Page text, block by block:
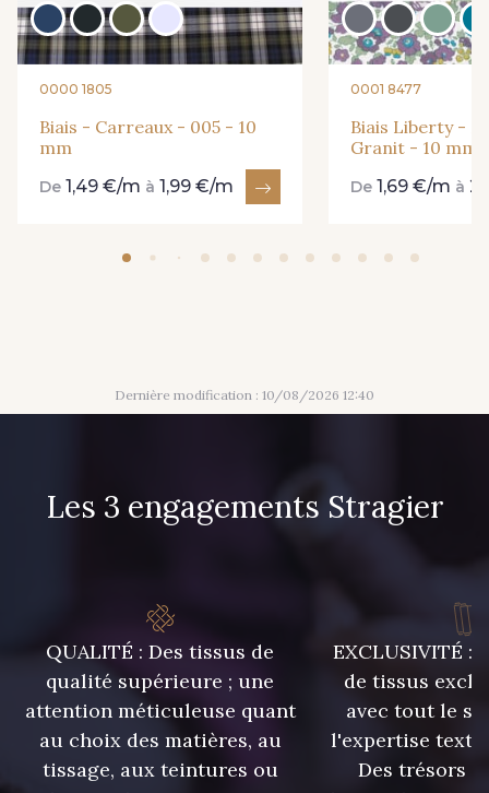
0000 1805
Biais - Carreaux - 005 - 10
mm
De 1,49 €/m à 1,99 €/m
0001 8477
Biais Liberty -
Granit - 10 mm
De1,69 €/m à
Dernière modification : 10/08/2026 12:40
Les 3 engagements Stragier
QUALITÉ : Des tissus de
qualité supérieure ; une
attention méticuleuse quant
au choix des matières, au
tissage, aux teintures ou
EXCLUSIVITÉ :
de tissus
avec tout le
l'expertise
Des trésors